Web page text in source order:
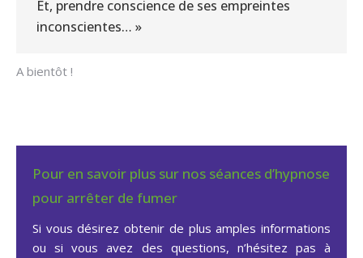
Et, prendre conscience de ses empreintes
inconscientes… »
A bientôt !
Pour en savoir plus sur nos séances d’hypnose
pour arrêter de fumer
Si vous désirez obtenir de plus amples informations
ou si vous avez des questions, n’hésitez pas à